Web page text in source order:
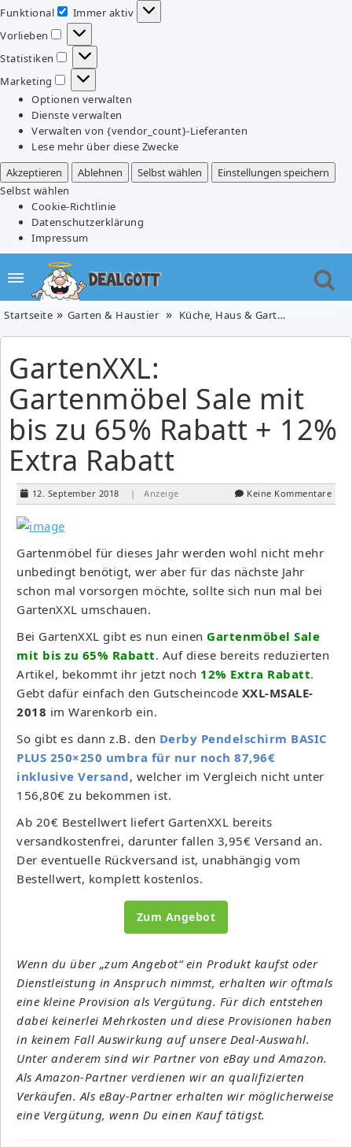
Funktional
Funktional
Immer aktiv
Vorlieben
Vorlieben
Statistiken
Statistiken
Marketing
Marketing
Optionen verwalten
Dienste verwalten
Verwalten von {vendor_count}-Lieferanten
Lese mehr über diese Zwecke
Akzeptieren
Ablehnen Selbst wählen
Einstellungen speichern
Selbst wählen
Cookie-Richtlinie
Datenschutzerklärung
Impressum
Startseite Garten & Haustier Küche, Haus & Garten
GartenXXL:
Gartenmöbel Sale mit
bis zu 65% Rabatt + 12%
Extra Rabatt
12. September 2018 | Anzeige Keine Kommentare
Gartenmöbel für dieses Jahr werden wohl nicht mehr
unbedingt benötigt, wer aber für das nächste Jahr
schon mal vorsorgen möchte, sollte sich nun mal bei
GartenXXL umschauen.
Bei GartenXXL gibt es nun einen Gartenmöbel Sale
mit bis zu 65% Rabatt. Auf diese bereits reduzierten
Artikel, bekommt ihr jetzt noch 12% Extra Rabatt.
Gebt dafür einfach den Gutscheincode XXL-MSALE-
2018 im Warenkorb ein.
So gibt es dann z.B. den Derby Pendelschirm BASIC
PLUS 250×250 umbra für nur noch 87,96€
inklusive Versand, welcher im Vergleich nicht unter
156,80€ zu bekommen ist.
Ab 20€ Bestellwert liefert GartenXXL bereits
versandkostenfrei, darunter fallen 3,95€ Versand an.
Der eventuelle Rückversand ist, unabhängig vom
Bestellwert, komplett kostenlos.
Zum Angebot
Wenn du über „zum Angebot“ ein Produkt kaufst oder
Dienstleistung in Anspruch nimmst, erhalten wir oftmals
eine kleine Provision als Vergütung. Für dich entstehen
dabei keinerlei Mehrkosten und diese Provisionen haben
in keinem Fall Auswirkung auf unsere Deal-Auswahl.
Unter anderem sind wir Partner von eBay und Amazon.
Als Amazon-Partner verdienen wir an qualifizierten
Verkäufen. Als eBay-Partner erhalten wir möglicherweise
eine Vergütung, wenn Du einen Kauf tätigst.